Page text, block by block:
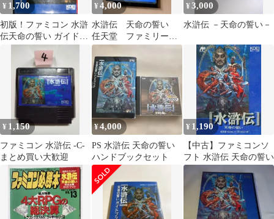
¥ 1,700
初版！ファミコン 水滸
伝天命の誓い ガイドブ
¥4,000
水滸伝 天命の誓い
任天堂 ファミリーコ
ンピュータ
¥3,000
水滸伝 －天命の誓い－
¥ 1,150
ファミコン 水滸伝 -C-
まとめ買い大歓迎
¥4,000
PS 水滸伝 天命の誓い
ハンドブックセット
¥ 1,190
【中古】ファミコンソ
フト 水滸伝 天命の誓い